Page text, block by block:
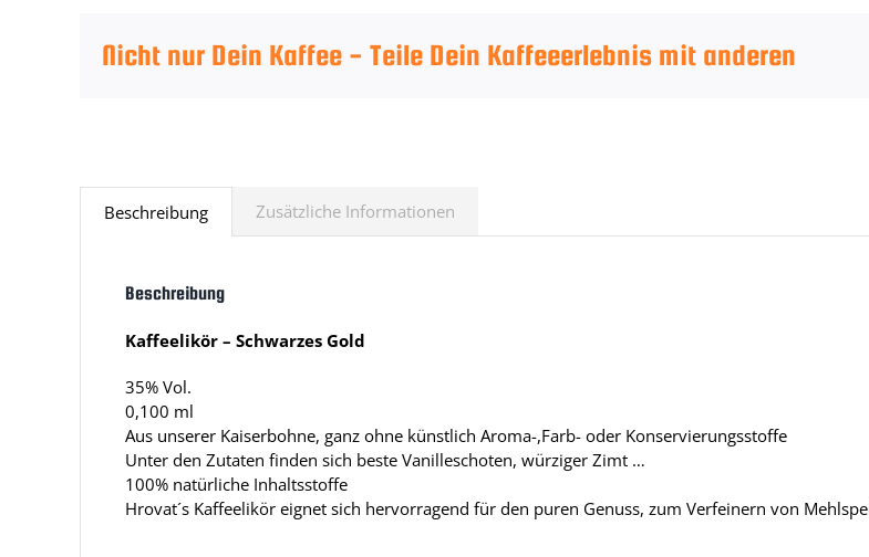
Nicht nur Dein Kaffee - Teile Dein Kaffeeerlebnis mit anderen
Beschreibung Zusätzliche Informationen
Beschreibung
Kaffeelikör – Schwarzes Gold
35% Vol.
0,100 ml
Aus unserer Kaiserbohne, ganz ohne künstlich Aroma-,Farb- oder Konservierungsstoffe
Unter den Zutaten finden sich beste Vanilleschoten, würziger Zimt …
100% natürliche Inhaltsstoffe
Hrovat´s Kaffeelikör eignet sich hervorragend für den puren Genuss, zum Verfeinern von